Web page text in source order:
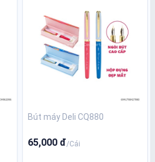
Bút máy Deli CQ880
65,000 đ/Cái